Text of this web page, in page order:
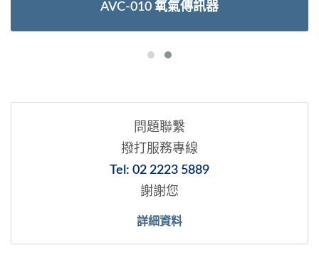
AVC-010 氧氣傳訊器
問題聯繫
撥打服務專線
Tel: 02 2223 5889
謝謝您
詳細資料